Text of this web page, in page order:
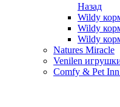
Назад
Wildy
Wildy
Wildy
Natures Miracle
Venilen
Comfy & Pet